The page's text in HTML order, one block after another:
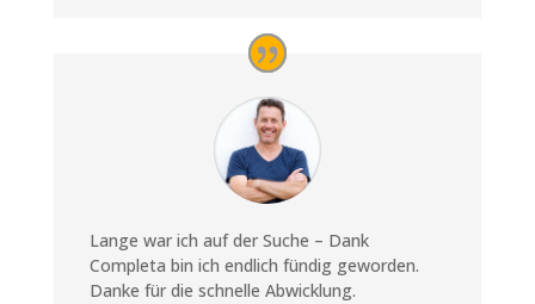
Lange war ich auf der Suche – Dank
Completa bin ich endlich fündig geworden.
Danke für die schnelle Abwicklung.